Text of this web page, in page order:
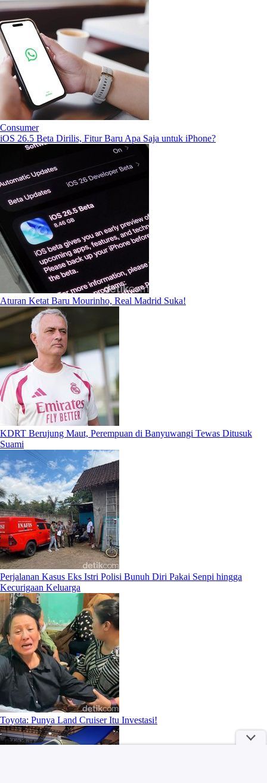
Consumer
iOS 26.5 Beta Dirilis, Fitur Baru Apa Saja untuk iPhone?
Aturan Ketat Baru Mourinho, Real Madrid Suka!
KDRT Berujung Maut, Perempuan di Banyuwangi Tewas Ditusuk
Suami
Perjalanan Kasus Eks Istri Polisi Bunuh Diri Pakai Senpi hingga
Kecurigaan Keluarga
Toyota: Punya Land Cruiser Itu Investasi!